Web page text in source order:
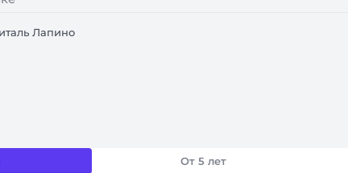
Лапино
От 5 лет